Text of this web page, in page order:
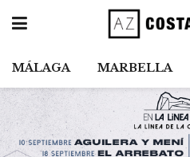
MÁLAGA MARBELLA